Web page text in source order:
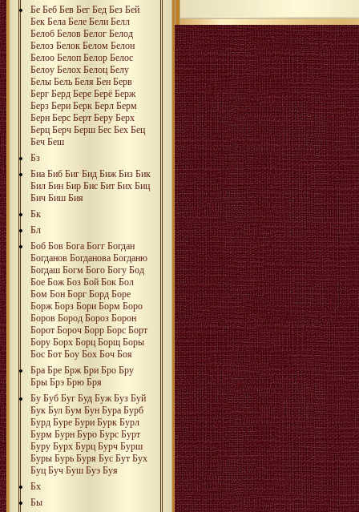
Бе Беб Бев Бег Бед Без Бей
Бек Бела Беле Бели Белл
Белоб Белов Белог Белод
Белоз Белок Белом Белон
Белоо Белоп Белор Белос
Белоу Белох Белоц Белу
Белы Бель Беля Бен Берв
Берг Берд Бере Берё Берж
Берз Бери Берк Берл Берм
Берн Берс Берт Беру Берх
Берц Берч Берш Бес Бех Бец
Беч Беш
Бз
Биа Биб Биг Бид Биж Биз Бик
Бил Бин Бир Бис Бит Бих Биц
Бич Биш Бия
Бк
Бл
Боб Бов Бога Богг Богдан
Богданов Богданова Богданю
Богдаш Богм Бого Богу Бод
Бое Бож Боз Бой Бок Бол
Бом Бон Борг Борд Боре
Борж Борз Бори Борм Боро
Боров Бород Бороз Борон
Борот Бороч Борр Борс Борт
Бору Борх Борц Борщ Боры
Бос Бот Боу Бох Боч Боя
Бра Бре Брж Бри Бро Бру
Бры Брэ Брю Бря
Бу Буб Буг Буд Буж Буз Буй
Бук Бул Бум Бун Бура Бурб
Бурд Буре Бури Бурк Бурл
Бурм Бурн Буро Бурс Бурт
Буру Бурх Бурц Бурч Бурш
Буры Бурь Буря Бус Бут Бух
Буц Буч Буш Буэ Буя
Бх
Бы